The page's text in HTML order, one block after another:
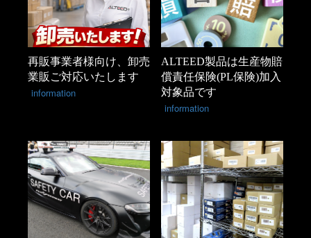
再販事業者様向け、卸売
業販ご対応いたします
information
ALTEED製品は生産物賠
償責任保険(PL保険)加入
対象品です
information